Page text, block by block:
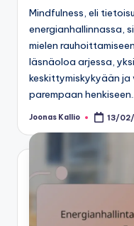
Mindfulness, eli
energianhallinnassa,
mielen
läsnäoloa arjessa,
keskittymiskykyään
parempaan
Posted
Joonas Kallio 13/